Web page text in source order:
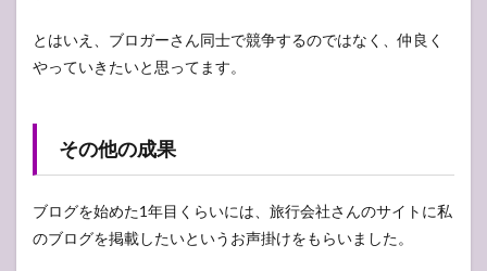
とはいえ、ブロガーさん同士で競争するのではなく、仲良く
やっていきたいと思ってます。
その他の成果
ブログを始めた1年目くらいには、旅行会社さんのサイトに私
のブログを掲載したいというお声掛けをもらいました。